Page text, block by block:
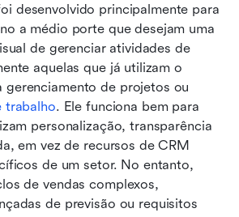
desenvolvido principalmente para
a médio porte que desejam uma
de gerenciar atividades de
aquelas que já utilizam o
trabalho. Ele funciona bem para
personalização, transparência
em vez de recursos de CRM
de um setor. No entanto,
de vendas complexos,
de previsão ou requisitos